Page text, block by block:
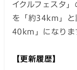
イクルフェスタ
を「約34km」と
40km」になりま
【更新履歴】